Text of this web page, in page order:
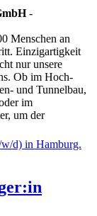
-
Menschen an
Einzigartigkeit
nur unsere
Ob im Hoch-
und Tunnelbau,
im
um der